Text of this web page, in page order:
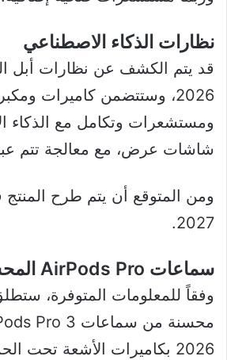
نظارات الذكاء الاصطناعي
قد يتم الكشف عن نظارات أبل
2026، وستتضمن كاميرات
ومستشعرات وتكامل مع الذكاء
شاشات عرض، مع معالجة تتم
ومن المتوقع أن يتم طرح
2027.
سماعات AirPods Pro المحسنة
وفقاً للمعلومات المتوفرة،
2026 بكاميرات الأشعة تحت